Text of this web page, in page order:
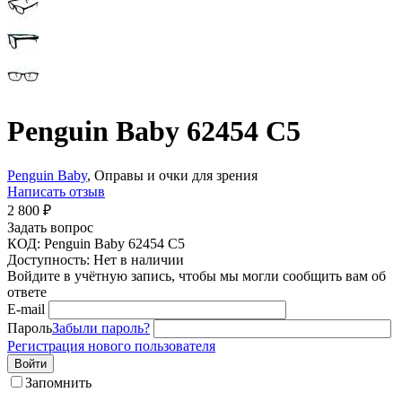
Penguin Baby 62454 С5
Penguin Baby, Оправы и очки для зрения
Написать отзыв
2 800 ₽
Задать вопрос
КОД: Penguin Baby 62454 С5
Доступность: Нет в наличии
Войдите в учётную запись, чтобы мы могли сообщить вам об
ответе
E-mail
ПарольЗабыли пароль?
Регистрация нового пользователя
Войти
Запомнить